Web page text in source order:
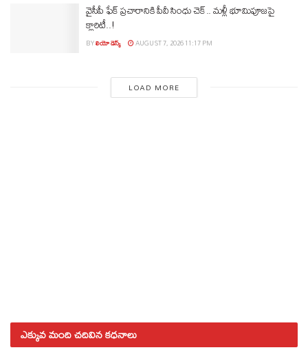
వైసీపీ ఫేక్ ప్రచారానికి పీవీ సింధు చెక్.. మళ్లీ భూమిపూజపై
క్లారిటీ..!
BYలియో డెస్క్ AUGUST 7, 2026 11:17 PM
LOAD MORE
ఎక్కువ మంది చదివిన కధనాలు